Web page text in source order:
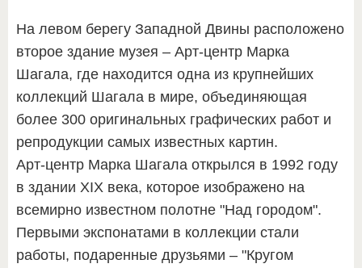
На левом берегу Западной Двины расположено
второе здание музея – Арт-центр Марка
Шагала, где находится одна из крупнейших
коллекций Шагала в мире, объединяющая
более 300 оригинальных графических работ и
репродукции самых известных картин.
Арт-центр Марка Шагала открылся в 1992 году
в здании ХIХ века, которое изображено на
всемирно известном полотне "Над городом".
Первыми экспонатами в коллекции стали
работы, подаренные друзьями – "Кругом